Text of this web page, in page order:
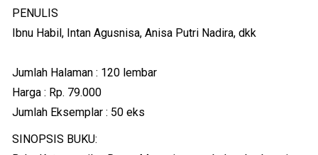
PENULIS
Ibnu Habil, Intan Agusnisa, Anisa Putri Nadira, dkk
Jumlah Halaman : 120 lembar
Harga : Rp. 79.000
Jumlah Eksemplar : 50 eks
SINOPSIS BUKU: